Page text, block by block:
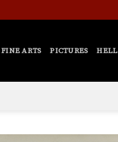
FINE ARTS PICTURES HELL